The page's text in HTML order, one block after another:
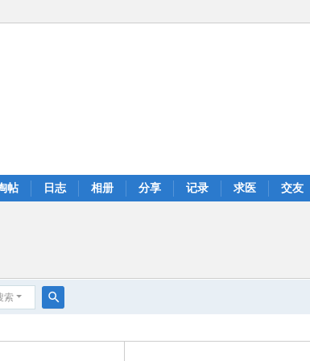
帖 日志 相册 分享 记录 求医 交友
索
索